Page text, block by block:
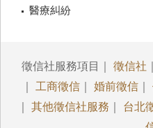
醫療糾紛
徵信社服務項目｜ 徵信社
工商徵信 婚前徵信
其他徵信社服務 台北